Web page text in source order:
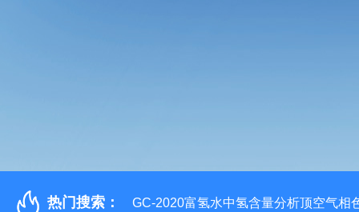
热门搜索： GC-2020富氢水中氢含量分析顶空气相